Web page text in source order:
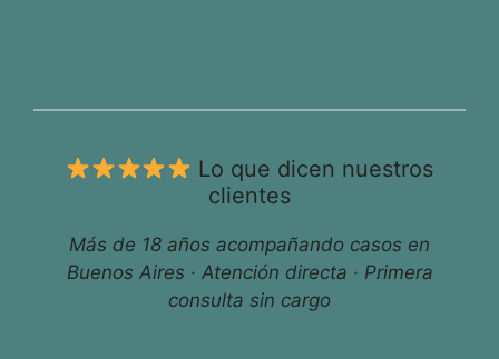
Lo que dicen nuestros
clientes
Más de 18 años acompañando casos en
Buenos Aires · Atención directa · Primera
consulta sin cargo